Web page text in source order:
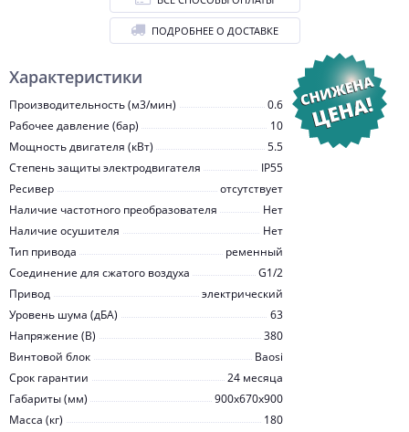
Характеристики
Производительность (м3/мин)
0.6
Рабочее давление (бар)
10
Мощность двигателя (кВт)
5.5
Степень защиты электродвигателя
IP55
Ресивер
отсутствует
Наличие частотного преобразователя
Нет
Наличие осушителя
Нет
Тип привода
ременный
Соединение для сжатого воздуха
G1/2
Привод
электрический
Уровень шума (дБА)
63
Напряжение (В)
380
Винтовой блок
Baosi
Срок гарантии
24 месяца
Габариты (мм)
900x670x900
Масса (кг)
180
ПОДРОБНЕЕ О ДОСТАВКЕ